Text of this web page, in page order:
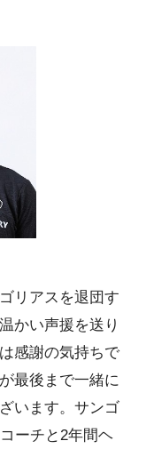
リアスを退団す
かい声援を送り
感謝の気持ちで
最後まで一緒に
います。サンゴ
ーチと2年間ヘ